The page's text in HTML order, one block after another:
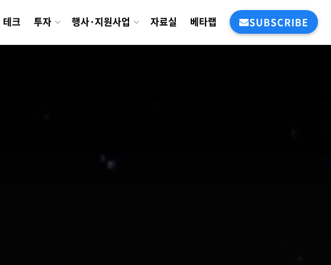
테크 투자 행사·지원사업 자료실 베타랩 SUBSCRIBE